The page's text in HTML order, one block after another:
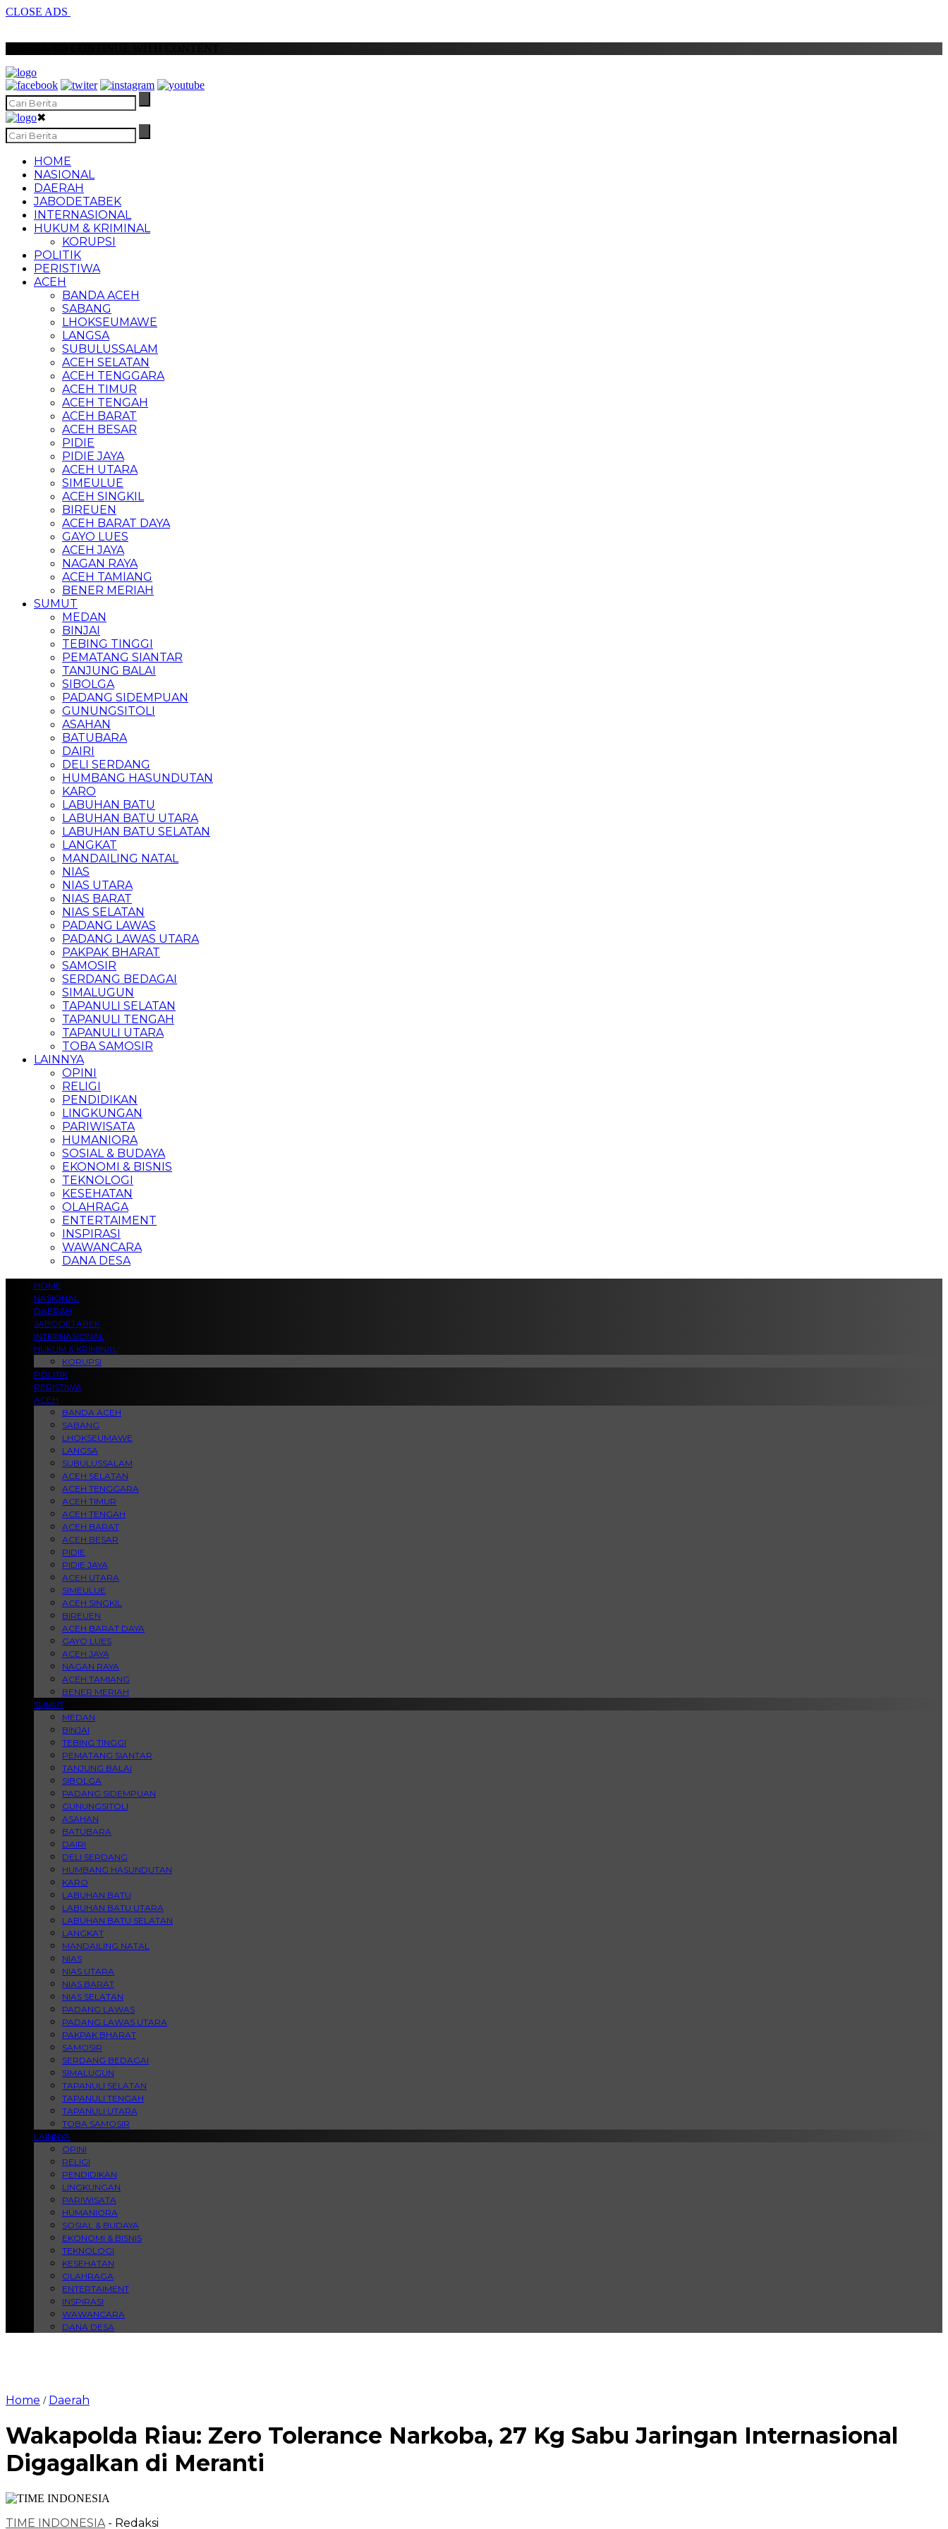
CLOSE ADS
✖
HOME
NASIONAL
DAERAH
JABODETABEK
INTERNASIONAL
HUKUM & KRIMINAL
KORUPSI
POLITIK
PERISTIWA
ACEH
BANDA ACEH
SABANG
LHOKSEUMAWE
LANGSA
SUBULUSSALAM
ACEH SELATAN
ACEH TENGGARA
ACEH TIMUR
ACEH TENGAH
ACEH BARAT
ACEH BESAR
PIDIE
PIDIE JAYA
ACEH UTARA
SIMEULUE
ACEH SINGKIL
BIREUEN
ACEH BARAT DAYA
GAYO LUES
ACEH JAYA
NAGAN RAYA
ACEH TAMIANG
BENER MERIAH
SUMUT
MEDAN
BINJAI
TEBING TINGGI
PEMATANG SIANTAR
TANJUNG BALAI
SIBOLGA
PADANG SIDEMPUAN
GUNUNGSITOLI
ASAHAN
BATUBARA
DAIRI
DELI SERDANG
HUMBANG HASUNDUTAN
KARO
LABUHAN BATU
LABUHAN BATU UTARA
LABUHAN BATU SELATAN
LANGKAT
MANDAILING NATAL
NIAS
NIAS UTARA
NIAS BARAT
NIAS SELATAN
PADANG LAWAS
PADANG LAWAS UTARA
PAKPAK BHARAT
SAMOSIR
SERDANG BEDAGAI
SIMALUGUN
TAPANULI SELATAN
TAPANULI TENGAH
TAPANULI UTARA
TOBA SAMOSIR
LAINNYA
OPINI
RELIGI
PENDIDIKAN
LINGKUNGAN
PARIWISATA
HUMANIORA
SOSIAL & BUDAYA
EKONOMI & BISNIS
TEKNOLOGI
KESEHATAN
OLAHRAGA
ENTERTAIMENT
INSPIRASI
WAWANCARA
DANA DESA
HOME
NASIONAL
DAERAH
JABODETABEK
INTERNASIONAL
HUKUM & KRIMINAL
KORUPSI
POLITIK
PERISTIWA
ACEH
BANDA ACEH
SABANG
LHOKSEUMAWE
LANGSA
SUBULUSSALAM
ACEH SELATAN
ACEH TENGGARA
ACEH TIMUR
ACEH TENGAH
ACEH BARAT
ACEH BESAR
PIDIE
PIDIE JAYA
ACEH UTARA
SIMEULUE
ACEH SINGKIL
BIREUEN
ACEH BARAT DAYA
GAYO LUES
ACEH JAYA
NAGAN RAYA
ACEH TAMIANG
BENER MERIAH
SUMUT
MEDAN
BINJAI
TEBING TINGGI
PEMATANG SIANTAR
TANJUNG BALAI
SIBOLGA
PADANG SIDEMPUAN
GUNUNGSITOLI
ASAHAN
BATUBARA
DAIRI
DELI SERDANG
HUMBANG HASUNDUTAN
KARO
LABUHAN BATU
LABUHAN BATU UTARA
LABUHAN BATU SELATAN
LANGKAT
MANDAILING NATAL
NIAS
NIAS UTARA
NIAS BARAT
NIAS SELATAN
PADANG LAWAS
PADANG LAWAS UTARA
PAKPAK BHARAT
SAMOSIR
SERDANG BEDAGAI
SIMALUGUN
TAPANULI SELATAN
TAPANULI TENGAH
TAPANULI UTARA
TOBA SAMOSIR
LAINNYA
OPINI
RELIGI
PENDIDIKAN
LINGKUNGAN
PARIWISATA
HUMANIORA
SOSIAL & BUDAYA
EKONOMI & BISNIS
TEKNOLOGI
KESEHATAN
OLAHRAGA
ENTERTAIMENT
INSPIRASI
WAWANCARA
DANA DESA
Home / Daerah
Wakapolda Riau: Zero Tolerance Narkoba, 27 Kg Sabu Jaringan Internasional
Digagalkan di Meranti
TIME INDONESIA - Redaksi